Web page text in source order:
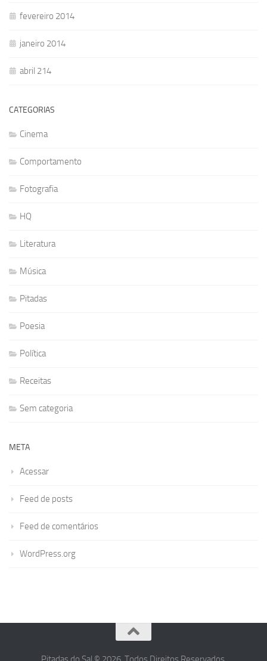
fevereiro 2014
janeiro 2014
abril 214
CATEGORIAS
Cinema
Comportamento
Fotografia
HQ
Literatura
Música
Pitadas
Poesia
Política
Receitas
Sem categoria
META
Acessar
Feed de posts
Feed de comentários
WordPress.org